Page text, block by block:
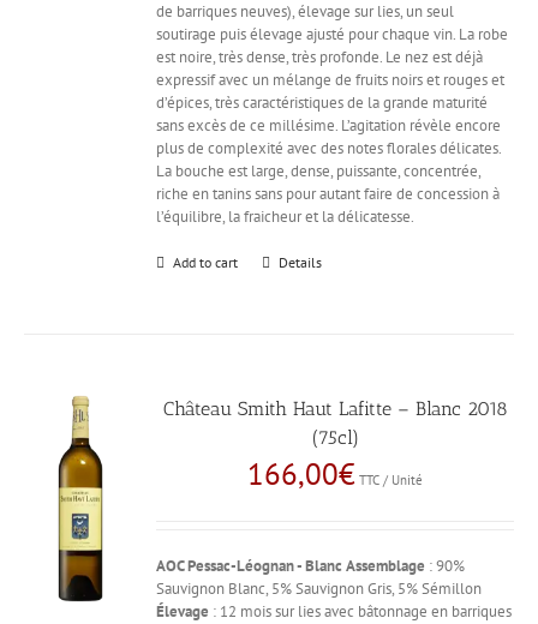
de barriques neuves), élevage sur lies, un seul
soutirage puis élevage ajusté pour chaque vin. La robe
est noire, très dense, très profonde. Le nez est déjà
expressif avec un mélange de fruits noirs et rouges et
d’épices, très caractéristiques de la grande maturité
sans excès de ce millésime. L’agitation révèle encore
plus de complexité avec des notes florales délicates.
La bouche est large, dense, puissante, concentrée,
riche en tanins sans pour autant faire de concession à
l’équilibre, la fraicheur et la délicatesse.
Add to cart Details
Château Smith Haut Lafitte – Blanc 2018
(75cl)
166,00€ TTC / Unité
AOC Pessac-Léognan - Blanc Assemblage : 90%
Sauvignon Blanc, 5% Sauvignon Gris, 5% Sémillon
Élevage : 12 mois sur lies avec bâtonnage en barriques